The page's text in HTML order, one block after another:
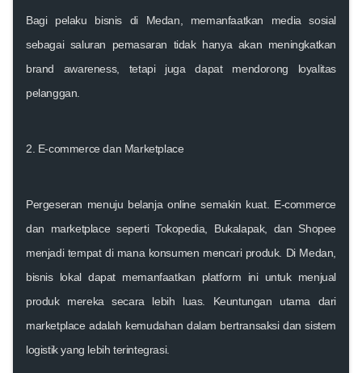
Bagi pelaku bisnis di Medan, memanfaatkan media sosial
sebagai saluran pemasaran tidak hanya akan meningkatkan
brand awareness, tetapi juga dapat mendorong loyalitas
pelanggan.
2. E-commerce dan Marketplace
Pergeseran menuju belanja online semakin kuat. E-commerce
dan marketplace seperti Tokopedia, Bukalapak, dan Shopee
menjadi tempat di mana konsumen mencari produk. Di Medan,
bisnis lokal dapat memanfaatkan platform ini untuk menjual
produk mereka secara lebih luas. Keuntungan utama dari
marketplace adalah kemudahan dalam bertransaksi dan sistem
logistik yang lebih terintegrasi.